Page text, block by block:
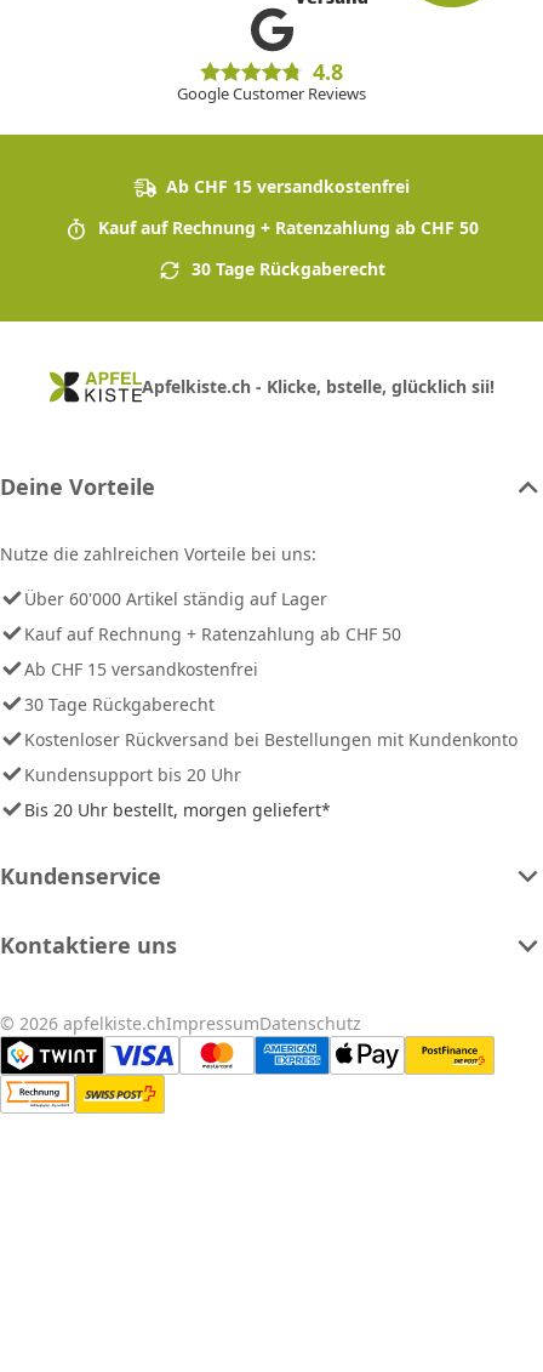
4.8
Google Customer Reviews
Ab CHF 15 versandkostenfrei
Kauf auf Rechnung + Ratenzahlung ab CHF 50
30 Tage Rückgaberecht
Apfelkiste.ch - Klicke, bstelle, glücklich sii!
Deine Vorteile
Nutze die zahlreichen Vorteile bei uns:
Über 60'000 Artikel ständig auf Lager
Kauf auf Rechnung + Ratenzahlung ab CHF 50
Ab CHF 15 versandkostenfrei
30 Tage Rückgaberecht
Kostenloser Rückversand bei Bestellungen mit Kundenkonto
Kundensupport bis 20 Uhr
Bis 20 Uhr bestellt, morgen geliefert*
Kundenservice
Kontaktiere uns
© 2026 apfelkiste.chImpressumDatenschutz